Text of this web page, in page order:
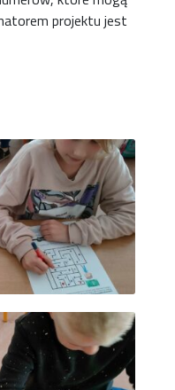
projektu jest